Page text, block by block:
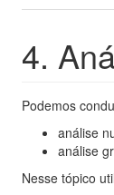
4.
Podemos
análise
análise
Nesse tópico